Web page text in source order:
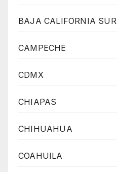
BAJA CALIFORNIA SUR
CAMPECHE
CDMX
CHIAPAS
CHIHUAHUA
COAHUILA